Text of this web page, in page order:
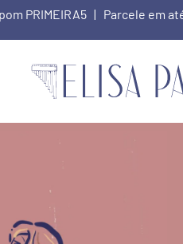
PRIMEIRA5 | Parcele em